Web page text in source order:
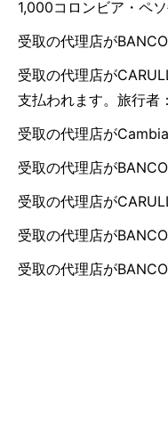
1,000コロンビア・ペ
受取の代理店が
受取の代理店が
支払われます。旅行者
受取の代理店が
受取の代理店が
受取の代理店が
受取の代理店が
受取の代理店が